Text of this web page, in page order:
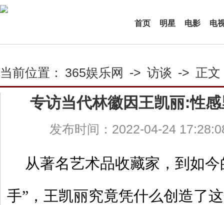
首页 明星 电影 电
当前位置： 365娱乐网 -> 访谈 -> 正文
专访当代林徽因王凯丽:性
发布时间：2022-04-24
从著名艺术品收藏家，到如
手”，王凯丽究竟凭什么创造了